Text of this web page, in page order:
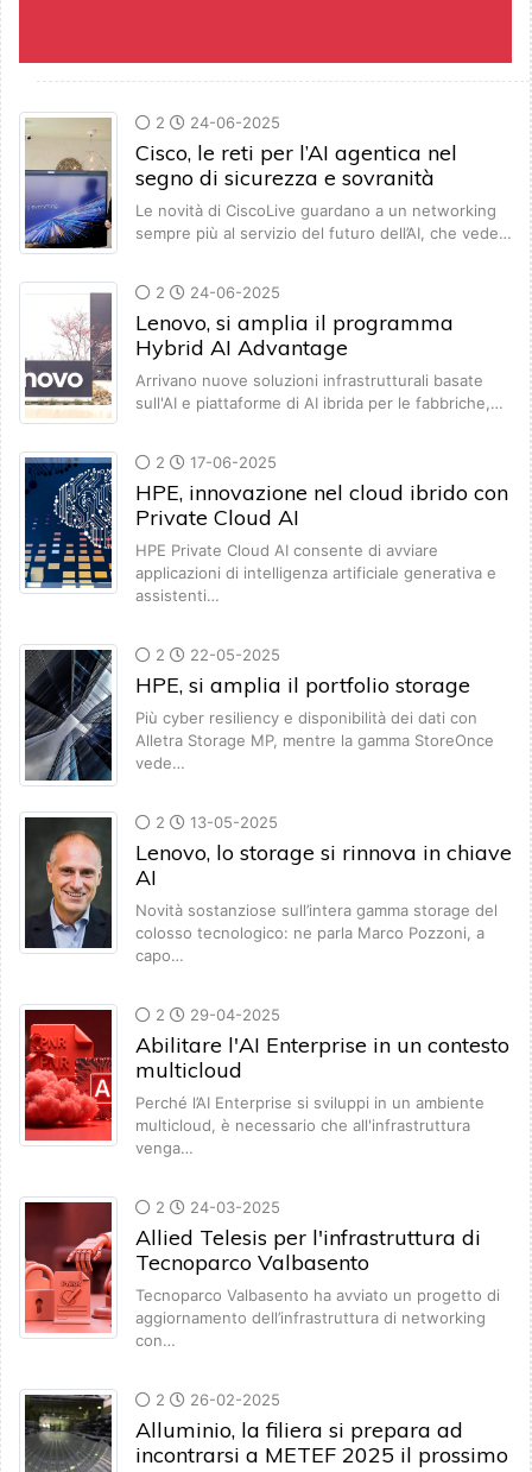
2 24-06-2025
Cisco, le reti per l’AI agentica nel
segno di sicurezza e sovranità
Le novità di CiscoLive guardano a un networking
sempre più al servizio del futuro dell’AI, che vede…
2 24-06-2025
Lenovo, si amplia il programma
Hybrid AI Advantage
Arrivano nuove soluzioni infrastrutturali basate
sull'AI e piattaforme di AI ibrida per le fabbriche,…
2 17-06-2025
HPE, innovazione nel cloud ibrido con
Private Cloud AI
HPE Private Cloud AI consente di avviare
applicazioni di intelligenza artificiale generativa e
assistenti…
2 22-05-2025
HPE, si amplia il portfolio storage
Più cyber resiliency e disponibilità dei dati con
Alletra Storage MP, mentre la gamma StoreOnce
vede…
2 13-05-2025
Lenovo, lo storage si rinnova in chiave
AI
Novità sostanziose sull’intera gamma storage del
colosso tecnologico: ne parla Marco Pozzoni, a
capo…
2 29-04-2025
Abilitare l'AI Enterprise in un contesto
multicloud
Perché l’AI Enterprise si sviluppi in un ambiente
multicloud, è necessario che all'infrastruttura
venga…
2 24-03-2025
Allied Telesis per l'infrastruttura di
Tecnoparco Valbasento
Tecnoparco Valbasento ha avviato un progetto di
aggiornamento dell’infrastruttura di networking
con…
2 26-02-2025
Alluminio, la filiera si prepara ad
incontrarsi a METEF 2025 il prossimo